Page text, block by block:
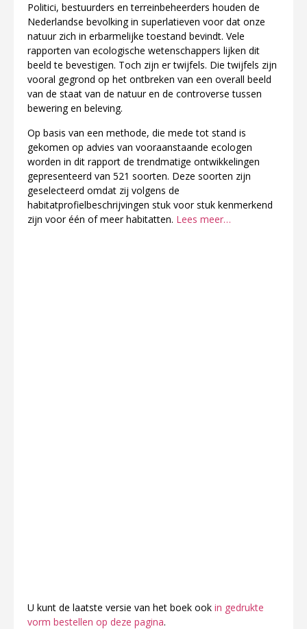
Politici, bestuurders en terreinbeheerders houden de
Nederlandse bevolking in superlatieven voor dat onze
natuur zich in erbarmelijke toestand bevindt. Vele
rapporten van ecologische wetenschappers lijken dit
beeld te bevestigen. Toch zijn er twijfels. Die twijfels zijn
vooral gegrond op het ontbreken van een overall beeld
van de staat van de natuur en de controverse tussen
bewering en beleving.
Op basis van een methode, die mede tot stand is
gekomen op advies van vooraanstaande ecologen
worden in dit rapport de trendmatige ontwikkelingen
gepresenteerd van 521 soorten. Deze soorten zijn
geselecteerd omdat zij volgens de
habitatprofielbeschrijvingen stuk voor stuk kenmerkend
zijn voor één of meer habitatten. Lees meer…
U kunt de laatste versie van het boek ook in gedrukte
vorm bestellen op deze pagina.